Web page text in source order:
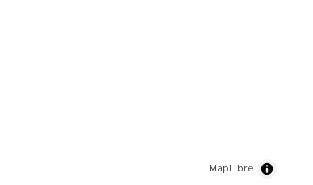
MapLibre